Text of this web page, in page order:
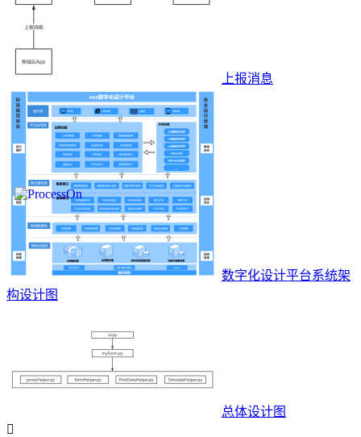
上报消息
数字化设计平台系统架
构设计图
总体设计图
